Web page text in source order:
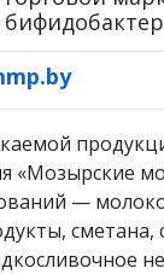
«Мозырские
—
сметана,